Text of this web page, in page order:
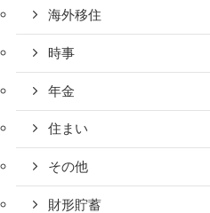
海外移住
時事
年金
住まい
その他
財形貯蓄